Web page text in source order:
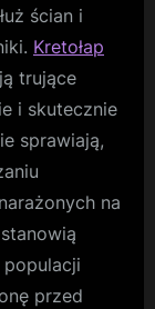
ścian i
Kretołap
trujące
i skutecznie
sprawiają,
na
przed